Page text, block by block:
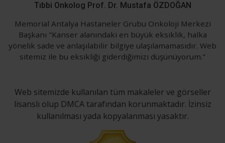
Tıbbi Onkolog Prof. Dr. Mustafa ÖZDOĞAN
Memorial Antalya Hastaneler Grubu Onkoloji Merkezi
Başkanı "Kanser alanındaki en büyük eksiklik, halka
yönelik sade ve anlaşılabilir bilgiye ulaşılamamasıdır. Web
sitemiz ile bu eksikliği giderdiğimizi düşünüyorum."
Web sitemizde kullanılan tüm makaleler ve görseller
lisanslı olup DMCA tarafından korunmaktadır. İzinsiz
kullanılması yada kopyalanması yasaktır.